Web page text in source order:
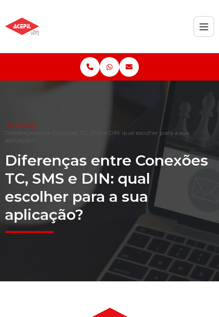
HomeBlog
Diferenças entre Conexões TC, SMS e DIN: qual escolher para a sua
aplicação?
Diferenças entre Conexões
TC, SMS e DIN: qual
escolher para a sua
aplicação?